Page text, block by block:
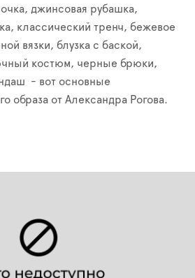
джинсовая рубашка,
классический тренч, бежевое
вязки, блузка с баской,
костюм, черные брюки,
- вот основные
образа от Александра Рогова.